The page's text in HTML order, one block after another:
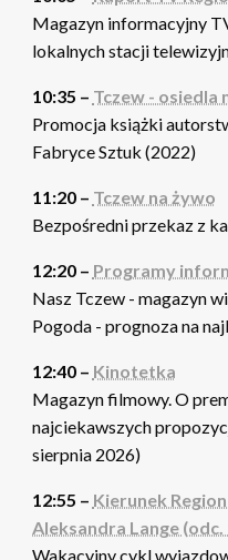
Magazyn informacyjny
lokalnych stacji
10:35 – Tczew - osiedla
Promocja książki
Fabryce Sztuk (2022)
11:20 – Tczew na żywo
Bezpośredni przekaz z
12:20 – Programy
Nasz Tczew - magazyn
Pogoda - prognoza na
12:40 – Kinotetka
Magazyn filmowy. O
najciekawszych
sierpnia 2026)
12:55 – Kierunek
Aleksandra Lange (odc.
Wakacyjny cykl